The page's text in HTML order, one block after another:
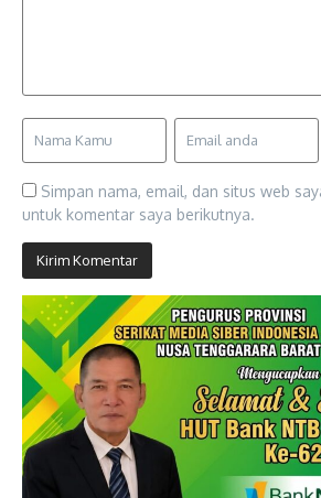
Simpan nama, email, dan situs web
untuk komentar saya berikutnya.